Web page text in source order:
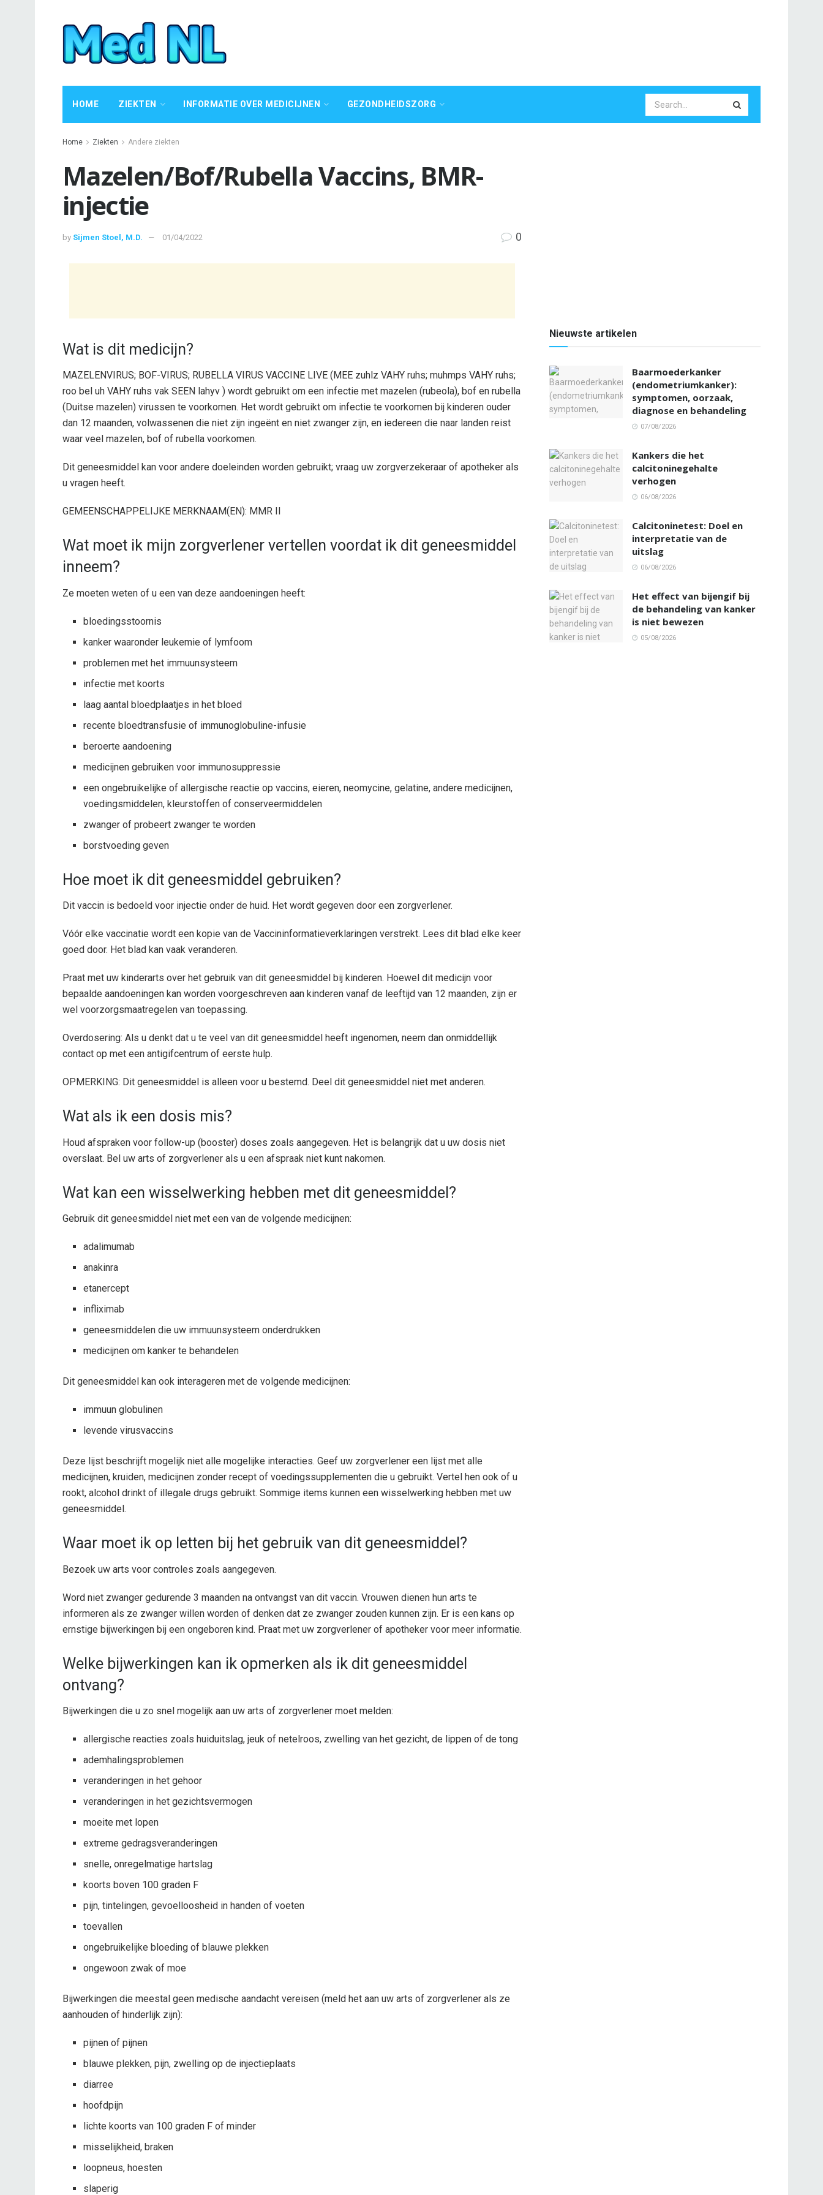
HOME ZIEKTEN INFORMATIE OVER MEDICIJNEN GEZONDHEIDSZORG
Home Ziekten Andere ziekten
Mazelen/Bof/Rubella Vaccins, BMR-
injectie
by Sijmen Stoel, M.D. 01/04/2022 0
Wat is dit medicijn?
MAZELENVIRUS; BOF-VIRUS; RUBELLA VIRUS VACCINE LIVE (MEE zuhlz VAHY ruhs; muhmps VAHY ruhs;
roo bel uh VAHY ruhs vak SEEN lahyv ) wordt gebruikt om een ​​infectie met mazelen (rubeola), bof en rubella
(Duitse mazelen) virussen te voorkomen. Het wordt gebruikt om infectie te voorkomen bij kinderen ouder
dan 12 maanden, volwassenen die niet zijn ingeënt en niet zwanger zijn, en iedereen die naar landen reist
waar veel mazelen, bof of rubella voorkomen.
Dit geneesmiddel kan voor andere doeleinden worden gebruikt; vraag uw zorgverzekeraar of apotheker als
u vragen heeft.
GEMEENSCHAPPELIJKE MERKNAAM(EN): MMR II
Wat moet ik mijn zorgverlener vertellen voordat ik dit geneesmiddel
inneem?
Ze moeten weten of u een van deze aandoeningen heeft:
bloedingsstoornis
kanker waaronder leukemie of lymfoom
problemen met het immuunsysteem
infectie met koorts
laag aantal bloedplaatjes in het bloed
recente bloedtransfusie of immunoglobuline-infusie
beroerte aandoening
medicijnen gebruiken voor immunosuppressie
een ongebruikelijke of allergische reactie op vaccins, eieren, neomycine, gelatine, andere medicijnen,
voedingsmiddelen, kleurstoffen of conserveermiddelen
zwanger of probeert zwanger te worden
borstvoeding geven
Hoe moet ik dit geneesmiddel gebruiken?
Dit vaccin is bedoeld voor injectie onder de huid. Het wordt gegeven door een zorgverlener.
Vóór elke vaccinatie wordt een kopie van de Vaccininformatieverklaringen verstrekt. Lees dit blad elke keer
goed door. Het blad kan vaak veranderen.
Praat met uw kinderarts over het gebruik van dit geneesmiddel bij kinderen. Hoewel dit medicijn voor
bepaalde aandoeningen kan worden voorgeschreven aan kinderen vanaf de leeftijd van 12 maanden, zijn er
wel voorzorgsmaatregelen van toepassing.
Overdosering: Als u denkt dat u te veel van dit geneesmiddel heeft ingenomen, neem dan onmiddellijk
contact op met een antigifcentrum of eerste hulp.
OPMERKING: Dit geneesmiddel is alleen voor u bestemd. Deel dit geneesmiddel niet met anderen.
Wat als ik een dosis mis?
Houd afspraken voor follow-up (booster) doses zoals aangegeven. Het is belangrijk dat u uw dosis niet
overslaat. Bel uw arts of zorgverlener als u een afspraak niet kunt nakomen.
Wat kan een wisselwerking hebben met dit geneesmiddel?
Gebruik dit geneesmiddel niet met een van de volgende medicijnen:
adalimumab
anakinra
etanercept
infliximab
geneesmiddelen die uw immuunsysteem onderdrukken
medicijnen om kanker te behandelen
Dit geneesmiddel kan ook interageren met de volgende medicijnen:
immuun globulinen
levende virusvaccins
Deze lijst beschrijft mogelijk niet alle mogelijke interacties. Geef uw zorgverlener een lijst met alle
medicijnen, kruiden, medicijnen zonder recept of voedingssupplementen die u gebruikt. Vertel hen ook of u
rookt, alcohol drinkt of illegale drugs gebruikt. Sommige items kunnen een wisselwerking hebben met uw
geneesmiddel.
Waar moet ik op letten bij het gebruik van dit geneesmiddel?
Bezoek uw arts voor controles zoals aangegeven.
Word niet zwanger gedurende 3 maanden na ontvangst van dit vaccin. Vrouwen dienen hun arts te
informeren als ze zwanger willen worden of denken dat ze zwanger zouden kunnen zijn. Er is een kans op
ernstige bijwerkingen bij een ongeboren kind. Praat met uw zorgverlener of apotheker voor meer informatie.
Welke bijwerkingen kan ik opmerken als ik dit geneesmiddel
ontvang?
Bijwerkingen die u zo snel mogelijk aan uw arts of zorgverlener moet melden:
allergische reacties zoals huiduitslag, jeuk of netelroos, zwelling van het gezicht, de lippen of de tong
ademhalingsproblemen
veranderingen in het gehoor
veranderingen in het gezichtsvermogen
moeite met lopen
extreme gedragsveranderingen
snelle, onregelmatige hartslag
koorts boven 100 graden F
pijn, tintelingen, gevoelloosheid in handen of voeten
toevallen
ongebruikelijke bloeding of blauwe plekken
ongewoon zwak of moe
Bijwerkingen die meestal geen medische aandacht vereisen (meld het aan uw arts of zorgverlener als ze
aanhouden of hinderlijk zijn):
pijnen of pijnen
blauwe plekken, pijn, zwelling op de injectieplaats
diarree
hoofdpijn
lichte koorts van 100 graden F of minder
misselijkheid, braken
loopneus, hoesten
slaperig
Nieuwste artikelen
Baarmoederkanker
(endometriumkanker):
symptomen, oorzaak,
diagnose en behandeling
07/08/2026
Kankers die het
calcitoninegehalte
verhogen
06/08/2026
Calcitoninetest: Doel en
interpretatie van de
uitslag
06/08/2026
Het effect van bijengif bij
de behandeling van kanker
is niet bewezen
05/08/2026